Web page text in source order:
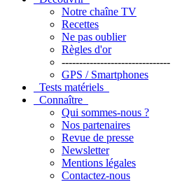
Notre chaîne TV
Recettes
Ne pas oublier
Règles d'or
-------------------------------
GPS / Smartphones
Tests matériels
Connaître
Qui sommes-nous ?
Nos partenaires
Revue de presse
Newsletter
Mentions légales
Contactez-nous